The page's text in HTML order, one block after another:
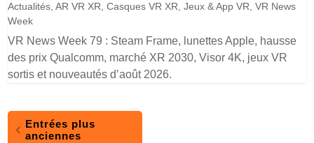
Actualités,AR VR XR,Casques VR XR,Jeux & App VR,VR News
Week
VR News Week 79 : Steam Frame, lunettes Apple, hausse
des prix Qualcomm, marché XR 2030, Visor 4K, jeux VR
sortis et nouveautés d’août 2026.
Entrées plus
anciennes